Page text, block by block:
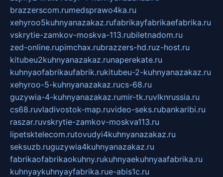
brazzerscom.rumedsprawo4ka.ru
xehyroo5kuhnyanazakaz.rufabrikayfabrikaefabrika.ru
vskrytie-zamkov-moskva-113.rubiletnadom.ru
zed-online.rupimchax.rubrazzers-hd.ruz-host.ru
kitubeu2kuhnyanazakaz.runaperekate.ru
kuhnyaofabrikaufabrik.rukitubeu-2-kuhnyanazakaz.ru
xehyroo-5-kuhnyanazakaz.rucs-68.ru
guzywia-4-kuhnyanazakaz.rumir-tk.ruvlknrussia.ru
cs68.ruvladivostok-map.ruvideo-seks.rubankaribi.ru
raszar.ruvskrytie-zamkov-moskva113.ru
lipetsktelecom.rutovudyi4kuhnyanazakaz.ru
seksuzb.ruguzywia4kuhnyanazakaz.ru
fabrikaofabrikaokuhny.rukuhnyaekuhnyaafabrika.ru
kuhnyaykuhnyayfabrika.rue-abis1c.ru